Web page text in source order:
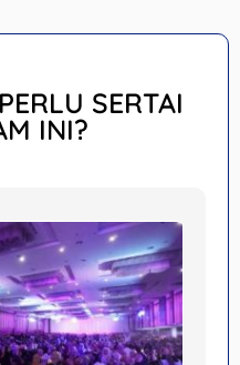
SERTAI
INI?